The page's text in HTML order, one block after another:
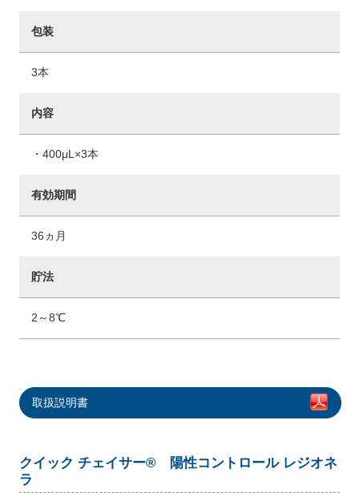
包装
3本
内容
・400μL×3本
有効期間
36ヵ月
貯法
2～8℃
取扱説明書
クイック チェイサー® 陽性コントロール レジオネ
ラ